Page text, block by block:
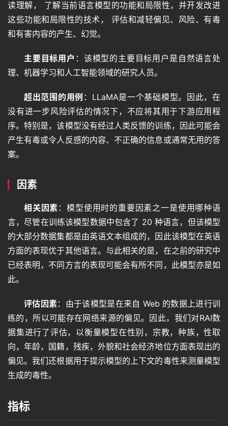
读理解， 了解当前语言模型的功能和局限性，并开发改进
这些功能和局限性的技术， 评估和减轻偏见、风险、有毒
和有害内容的产生、幻觉。
主要目标用户 ：该模型的主要目标用户是自然语言处
理、机器学习和人工智能领域的研究人员。
超出范围的用例 ：LLaMA是一个基础模型。因此，在
没有进一步风险评估的情况下，不应将其用于下游应用程
序。特别是，该模型没有经过人类反馈的训练，因此可能会
产生有毒或令人反感的内容、不正确的信息或通常无用的答
案。
因素
相关因素 ：模型使用时的重要因素之一是使用哪种语
言，尽管在训练该模型数据中包含了 20 种语言，但该模型
的大部分数据集都是由英语文本组成的，因此该模型在英语
方面的表现优于其他语言。与此相关的是，在之前的研究中
已经表明，不同方言的表现可能会有所不同，此模型亦是如
此。
评估因素：由于该模型是在来自 Web 的数据上进行训
练的，所以可能存在网络来源的偏见。因此，我们对RAI数
据集进行了评估，以衡量模型在性别，宗教，种族，性取
向，年龄，国籍，残疾，外貌和社会经济地位方面表现出的
偏见。我们还根据用于提示模型的上下文的毒性来测量模型
生成的毒性。
指标